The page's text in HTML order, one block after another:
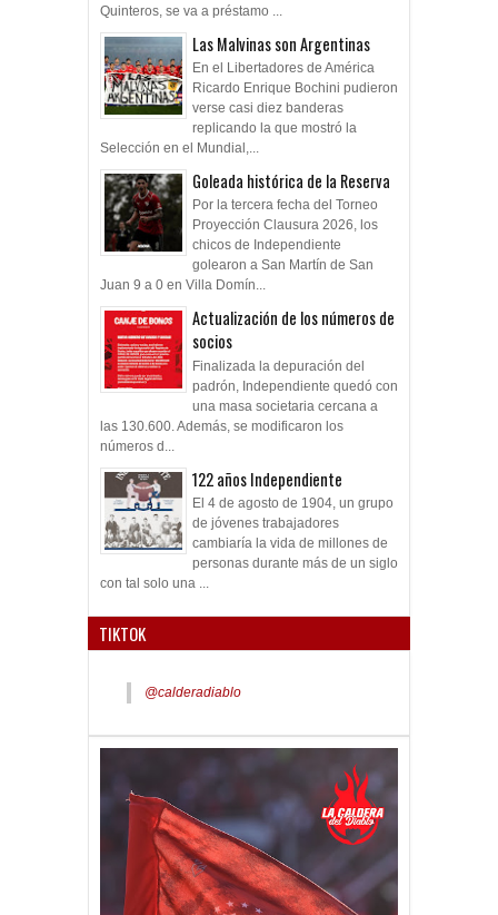
Quinteros, se va a préstamo ...
Las Malvinas son Argentinas
En el Libertadores de América
Ricardo Enrique Bochini pudieron
verse casi diez banderas
replicando la que mostró la
Selección en el Mundial,...
Goleada histórica de la Reserva
Por la tercera fecha del Torneo
Proyección Clausura 2026, los
chicos de Independiente
golearon a San Martín de San
Juan 9 a 0 en Villa Domín...
Actualización de los números de
socios
Finalizada la depuración del
padrón, Independiente quedó con
una masa societaria cercana a
las 130.600. Además, se modificaron los
números d...
122 años Independiente
El 4 de agosto de 1904, un grupo
de jóvenes trabajadores
cambiaría la vida de millones de
personas durante más de un siglo
con tal solo una ...
TIKTOK
@calderadiablo